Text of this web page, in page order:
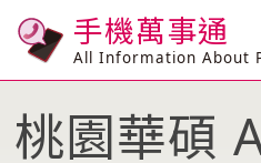
手機萬事通
All Information About
桃園華碩